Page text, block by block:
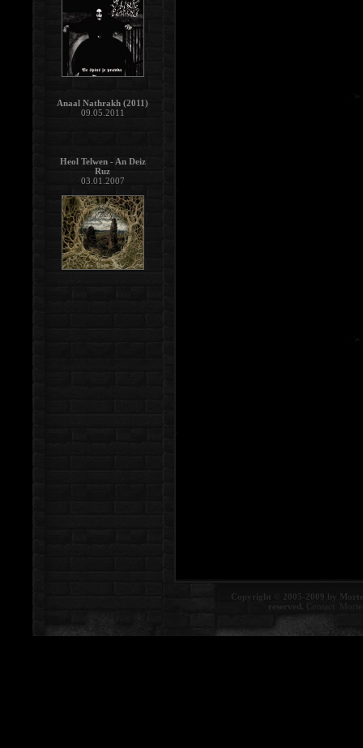
Copyright © 2005-2009 by
reserved. Contact:
Anaal Nathrakh (2011)
09.05.2011
Heol Telwen - An Deiz
Ruz
03.01.2007